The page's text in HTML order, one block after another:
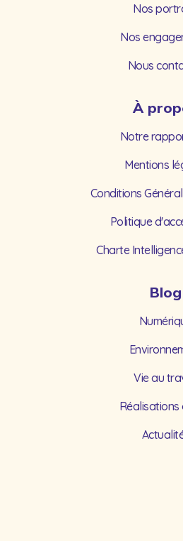
Nos
Nos
Nous
À
Notre
Mentions
Conditions
Politique
Charte
Blog
Vie au
Réalisations